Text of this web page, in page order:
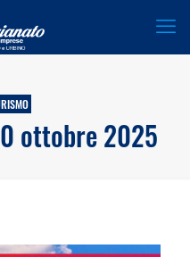
ottobre 2025